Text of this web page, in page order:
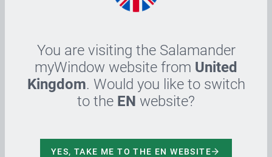
You are visiting the Salamander
myWindow website from United
Kingdom. Would you like to switch
to the EN website?
YES, TAKE ME TO THE EN WEBSITE
SALAMANDER Window &
100 Innovations-
Auszeichnung
Im diesjährigen TOP 100 Wettbewerb hat
Siegel 2022 für Innovation verliehen bekommen.